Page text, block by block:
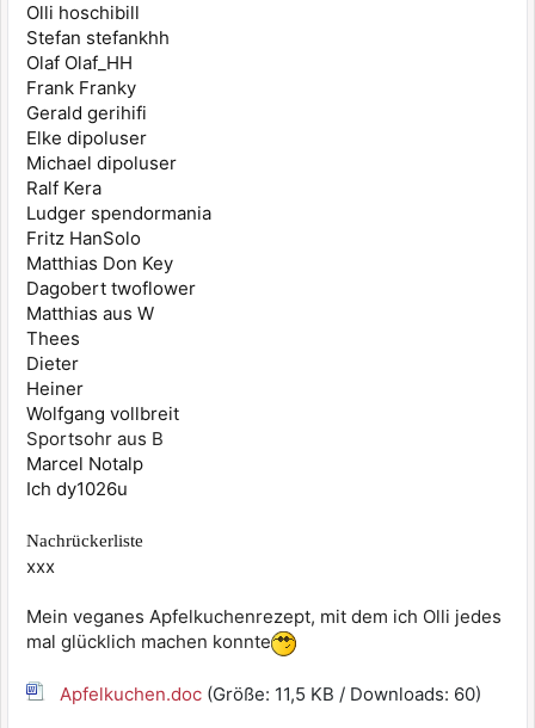
Olli hoschibill
Stefan stefankhh
Olaf Olaf_HH
Frank Franky
Gerald gerihifi
Elke dipoluser
Michael dipoluser
Ralf Kera
Ludger spendormania
Fritz HanSolo
Matthias Don Key
Dagobert twoflower
Matthias aus W
Thees
Dieter
Heiner
Wolfgang vollbreit
Sportsohr aus B
Marcel Notalp
Ich dy1026u
Nachrückerliste
xxx
Mein veganes Apfelkuchenrezept, mit dem ich Olli jedes
mal glücklich machen konnte
Apfelkuchen.doc (Größe: 11,5 KB / Downloads: 60)